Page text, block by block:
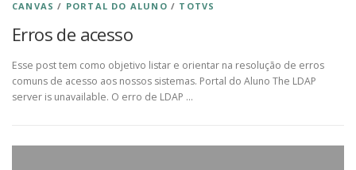
CANVAS / PORTAL DO ALUNO / TOTVS
Erros de acesso
Esse post tem como objetivo listar e orientar na resolução de erros
comuns de acesso aos nossos sistemas. Portal do Aluno The LDAP
server is unavailable. O erro de LDAP …